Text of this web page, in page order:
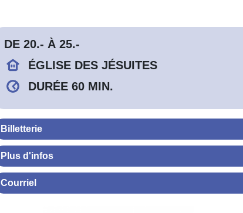
DE 20.- À 25.-
ÉGLISE DES JÉSUITES
DURÉE 60 MIN.
Billetterie
Plus d'infos
Courriel